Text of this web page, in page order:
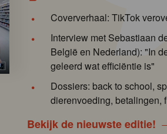
Coververhaal: TikTok
Interview met Sebastiaan
België en Nederland): "In
geleerd wat efficiëntie is"
Dossiers: back to school,
dierenvoeding, betalingen,
Bekijk de nieuwste editie!